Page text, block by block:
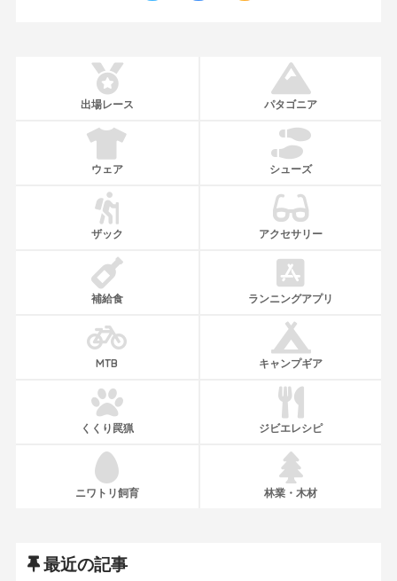
出場レース パタゴニア
ウェア シューズ
ザック アクセサリー
補給食 ランニングアプリ
MTB キャンプギア
くくり罠猟 ジビエレシピ
ニワトリ飼育 林業・木材
最近の記事